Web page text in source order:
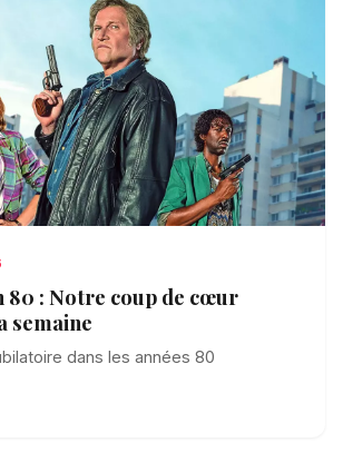
80 : Notre coup de cœur
semaine
dans les années 80